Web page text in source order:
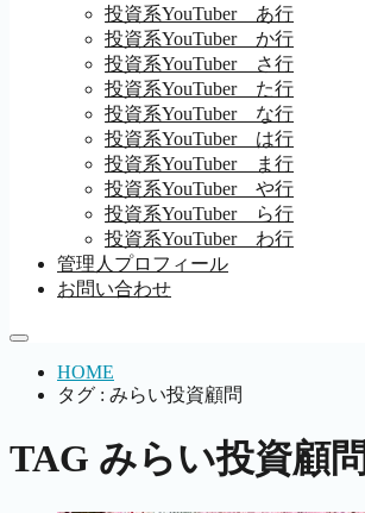
投資系YouTuber あ行
投資系YouTuber か行
投資系YouTuber さ行
投資系YouTuber た行
投資系YouTuber な行
投資系YouTuber は行
投資系YouTuber ま行
投資系YouTuber や行
投資系YouTuber ら行
投資系YouTuber わ行
管理人プロフィール
お問い合わせ
HOME
タグ : みらい投資顧問
TAG みらい投資顧問